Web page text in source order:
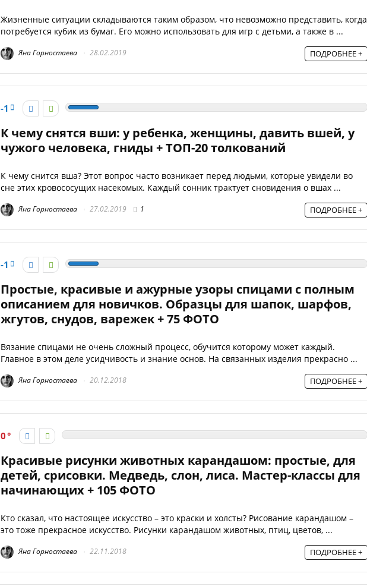
Жизненные ситуации складываются таким образом, что невозможно представить, когда
потребуется кубик из бумаг. Его можно использовать для игр с детьми, а также в ...
Яна Горностаева 28.02.2019 ПОДРОБНЕЕ +
-1
К чему снятся вши: у ребенка, женщины, давить вшей, у
чужого человека, гниды + ТОП-20 толкований
К чему снится вша? Этот вопрос часто возникает перед людьми, которые увидели во
сне этих кровососущих насекомых. Каждый сонник трактует сновидения о вшах ...
Яна Горностаева 27.02.2019 1 ПОДРОБНЕЕ +
-1
Простые, красивые и ажурные узоры спицами с полным
описанием для новичков. Образцы для шапок, шарфов,
жгутов, снудов, варежек + 75 ФОТО
Вязание спицами не очень сложный процесс, обучится которому может каждый.
Главное в этом деле усидчивость и знание основ. На связанных изделия прекрасно ...
Яна Горностаева 20.12.2018 ПОДРОБНЕЕ +
0
Красивые рисунки животных карандашом: простые, для
детей, срисовки. Медведь, слон, лиса. Мастер-классы для
начинающих + 105 ФОТО
Кто сказал, что настоящее искусство – это краски и холсты? Рисование карандашом –
это тоже прекрасное искусство. Рисунки карандашом животных, птиц, цветов, ...
Яна Горностаева 22.11.2018 ПОДРОБНЕЕ +